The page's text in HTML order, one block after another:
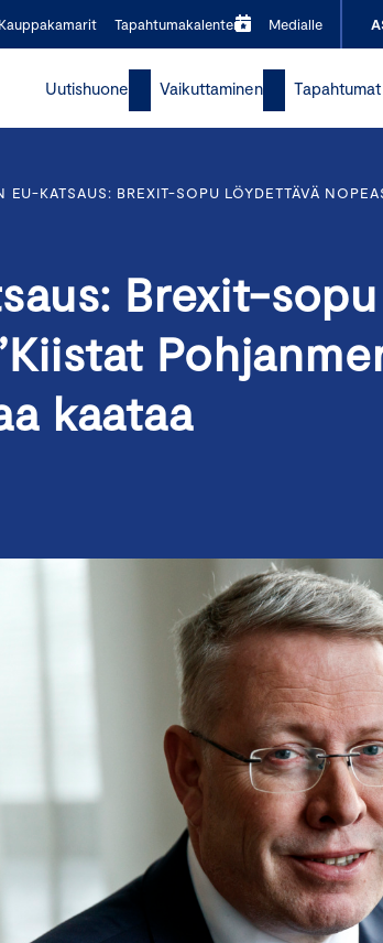
Kauppakamarit Tapahtumakalenteri Medialle
Uutishuone Vaikuttaminen
EU-KATSAUS: BREXIT-SOPU LÖYDETTÄVÄ
Brexit-sopu
kaataa